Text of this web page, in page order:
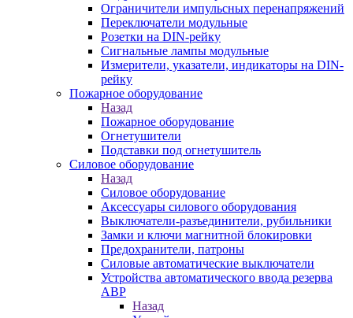
Ограничители импульсных перенапряжений
Переключатели модульные
Розетки на DIN-рейку
Сигнальные лампы модульные
Измерители, указатели, индикаторы на DIN-
рейку
Пожарное оборудование
Назад
Пожарное оборудование
Огнетушители
Подставки под огнетушитель
Силовое оборудование
Назад
Силовое оборудование
Аксессуары силового оборудования
Выключатели-разъединители, рубильники
Замки и ключи магнитной блокировки
Предохранители, патроны
Силовые автоматические выключатели
Устройства автоматического ввода резерва
АВР
Назад